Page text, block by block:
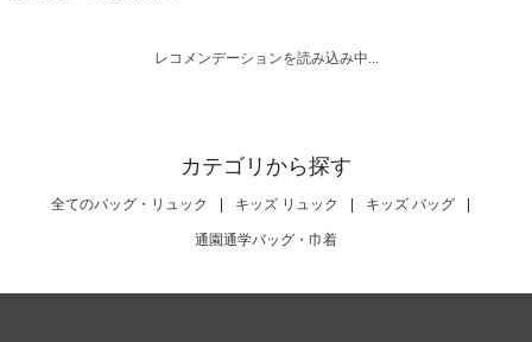
レコメンデーションを読み込み中...
カテゴリから探す
全てのバッグ・リュック | キッズ リュック | キッズ バッグ |
通園通学バッグ・巾着